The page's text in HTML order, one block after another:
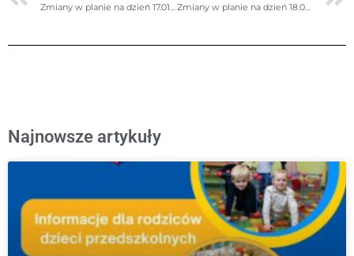
Zmiany w planie na dzień 18.01.2024r. (czwartek)- poprawione
Najnowsze artykuły